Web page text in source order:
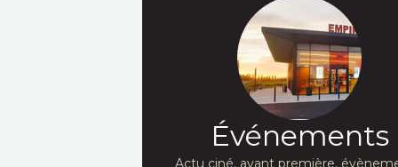
Événements
Actu ciné, avant première,